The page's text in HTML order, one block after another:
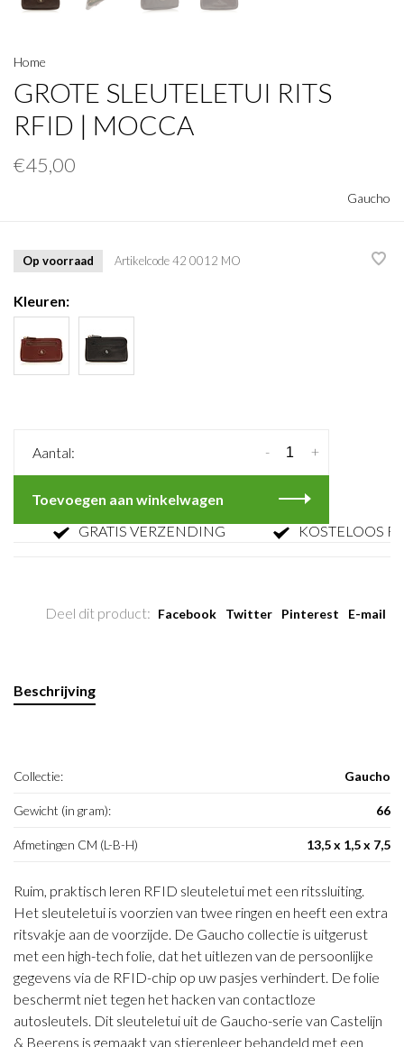
Home
GROTE SLEUTELETUI RITS
RFID | MOCCA
€45,00
Gaucho
Op voorraad Artikelcode42 0012 MO
Kleuren:
Aantal: +
-
Toevoegen aan winkelwagen
GRATIS VERZENDING
KOSTELOOS
Deel dit product: Facebook Twitter Pinterest E-mail
Beschrijving
Collectie: Gaucho
Gewicht (in gram): 66
Afmetingen CM (L-B-H) 13,5 x 1,5 x 7,5
Ruim, praktisch leren RFID sleuteletui met een ritssluiting.
Het sleuteletui is voorzien van twee ringen en heeft een extra
ritsvakje aan de voorzijde. De Gaucho collectie is uitgerust
met een high-tech folie, dat het uitlezen van de persoonlijke
gegevens via de RFID-chip op uw pasjes verhindert. De folie
beschermt niet tegen het hacken van contactloze
autosleutels. Dit sleuteletui uit de Gaucho-serie van Castelijn
& Beerens is gemaakt van stierenleer behandeld met een